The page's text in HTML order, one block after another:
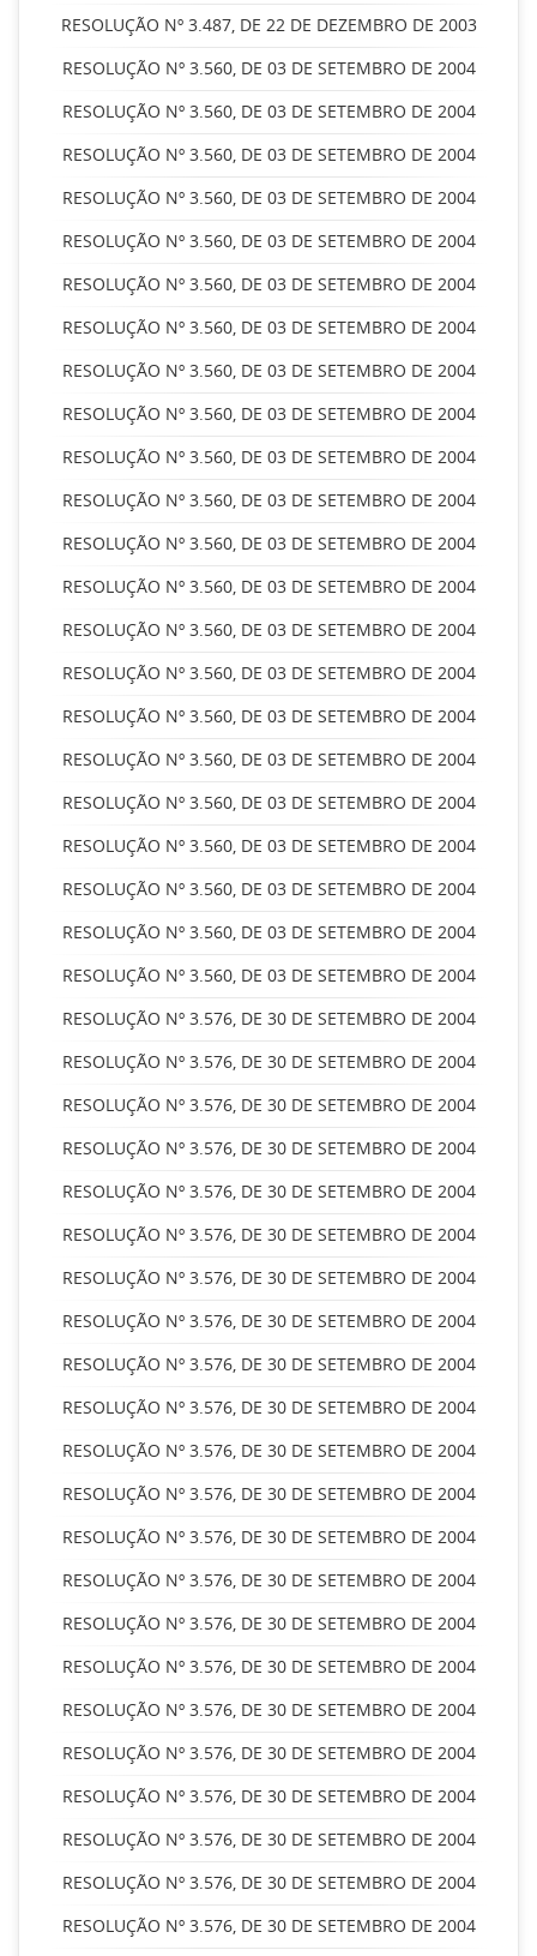
RESOLUÇÃO Nº 3.487, DE 22 DE DEZEMBRO DE 2003
RESOLUÇÃO Nº 3.560, DE 03 DE SETEMBRO DE 2004
RESOLUÇÃO Nº 3.560, DE 03 DE SETEMBRO DE 2004
RESOLUÇÃO Nº 3.560, DE 03 DE SETEMBRO DE 2004
RESOLUÇÃO Nº 3.560, DE 03 DE SETEMBRO DE 2004
RESOLUÇÃO Nº 3.560, DE 03 DE SETEMBRO DE 2004
RESOLUÇÃO Nº 3.560, DE 03 DE SETEMBRO DE 2004
RESOLUÇÃO Nº 3.560, DE 03 DE SETEMBRO DE 2004
RESOLUÇÃO Nº 3.560, DE 03 DE SETEMBRO DE 2004
RESOLUÇÃO Nº 3.560, DE 03 DE SETEMBRO DE 2004
RESOLUÇÃO Nº 3.560, DE 03 DE SETEMBRO DE 2004
RESOLUÇÃO Nº 3.560, DE 03 DE SETEMBRO DE 2004
RESOLUÇÃO Nº 3.560, DE 03 DE SETEMBRO DE 2004
RESOLUÇÃO Nº 3.560, DE 03 DE SETEMBRO DE 2004
RESOLUÇÃO Nº 3.560, DE 03 DE SETEMBRO DE 2004
RESOLUÇÃO Nº 3.560, DE 03 DE SETEMBRO DE 2004
RESOLUÇÃO Nº 3.560, DE 03 DE SETEMBRO DE 2004
RESOLUÇÃO Nº 3.560, DE 03 DE SETEMBRO DE 2004
RESOLUÇÃO Nº 3.560, DE 03 DE SETEMBRO DE 2004
RESOLUÇÃO Nº 3.560, DE 03 DE SETEMBRO DE 2004
RESOLUÇÃO Nº 3.560, DE 03 DE SETEMBRO DE 2004
RESOLUÇÃO Nº 3.560, DE 03 DE SETEMBRO DE 2004
RESOLUÇÃO Nº 3.560, DE 03 DE SETEMBRO DE 2004
RESOLUÇÃO Nº 3.576, DE 30 DE SETEMBRO DE 2004
RESOLUÇÃO Nº 3.576, DE 30 DE SETEMBRO DE 2004
RESOLUÇÃO Nº 3.576, DE 30 DE SETEMBRO DE 2004
RESOLUÇÃO Nº 3.576, DE 30 DE SETEMBRO DE 2004
RESOLUÇÃO Nº 3.576, DE 30 DE SETEMBRO DE 2004
RESOLUÇÃO Nº 3.576, DE 30 DE SETEMBRO DE 2004
RESOLUÇÃO Nº 3.576, DE 30 DE SETEMBRO DE 2004
RESOLUÇÃO Nº 3.576, DE 30 DE SETEMBRO DE 2004
RESOLUÇÃO Nº 3.576, DE 30 DE SETEMBRO DE 2004
RESOLUÇÃO Nº 3.576, DE 30 DE SETEMBRO DE 2004
RESOLUÇÃO Nº 3.576, DE 30 DE SETEMBRO DE 2004
RESOLUÇÃO Nº 3.576, DE 30 DE SETEMBRO DE 2004
RESOLUÇÃO Nº 3.576, DE 30 DE SETEMBRO DE 2004
RESOLUÇÃO Nº 3.576, DE 30 DE SETEMBRO DE 2004
RESOLUÇÃO Nº 3.576, DE 30 DE SETEMBRO DE 2004
RESOLUÇÃO Nº 3.576, DE 30 DE SETEMBRO DE 2004
RESOLUÇÃO Nº 3.576, DE 30 DE SETEMBRO DE 2004
RESOLUÇÃO Nº 3.576, DE 30 DE SETEMBRO DE 2004
RESOLUÇÃO Nº 3.576, DE 30 DE SETEMBRO DE 2004
RESOLUÇÃO Nº 3.576, DE 30 DE SETEMBRO DE 2004
RESOLUÇÃO Nº 3.576, DE 30 DE SETEMBRO DE 2004
RESOLUÇÃO Nº 3.576, DE 30 DE SETEMBRO DE 2004